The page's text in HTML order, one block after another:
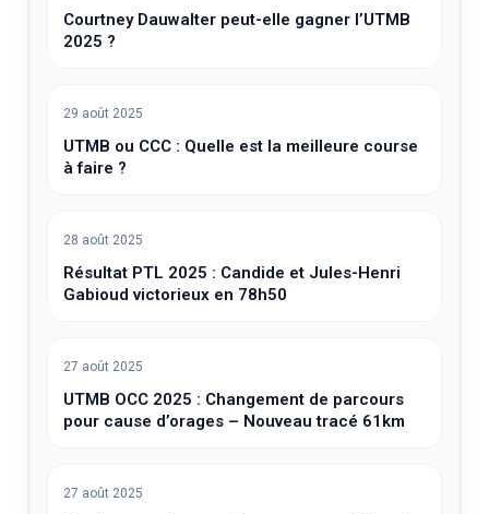
Courtney Dauwalter peut-elle gagner l’UTMB
2025 ?
29 août 2025
UTMB ou CCC : Quelle est la meilleure course
à faire ?
28 août 2025
Résultat PTL 2025 : Candide et Jules-Henri
Gabioud victorieux en 78h50
27 août 2025
UTMB OCC 2025 : Changement de parcours
pour cause d’orages – Nouveau tracé 61km
27 août 2025